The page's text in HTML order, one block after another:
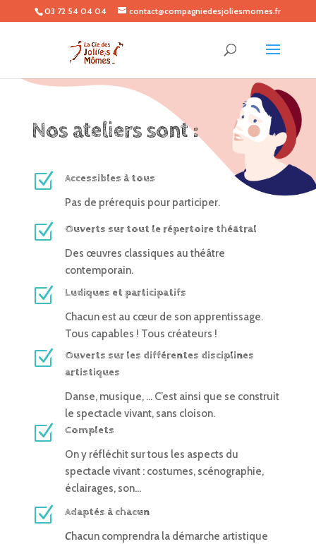
03 72 54 04 04 contact@compagniedesjoliesmomes.fr
Nos ateliers sont :
Z Accessibles à tous
Pas de prérequis pour participer.
Z Ouverts sur tout le répertoire théâtral
Des œuvres classiques au théâtre
contemporain.
Z Ludiques et participatifs
Chacun est au cœur de son apprentissage.
Tous capables ! Tous créateurs !
Z
Ouverts sur les différentes disciplines
artistiques
Danse, musique, … C’est ainsi que se construit
le spectacle vivant, sans cloison.
Z Complets
On y réfléchit sur tous les aspects du
spectacle vivant : costumes, scénographie,
éclairages, son…
Z Adaptés à chacun
Chacun comprendra la démarche artistique